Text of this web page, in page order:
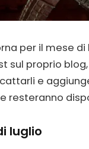
per il mese di
proprio
e
resteranno
luglio